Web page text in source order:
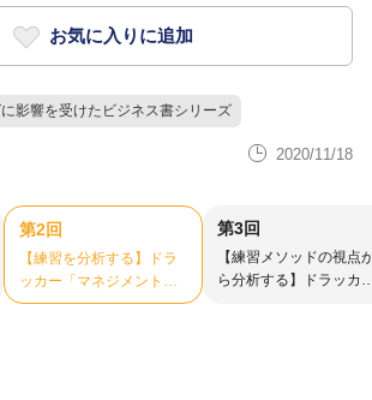
お気に入りに追加
影響を受けたビジネス書シリーズ
2020/11/18
第2回
【練習を分析する】ドラ
ッカー「マネジメント」
②
第3回
【練習メソッドの視点
ら分析する】ドラッカ